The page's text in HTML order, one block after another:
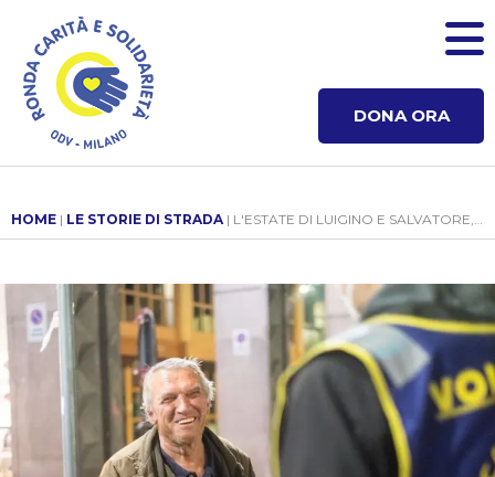
DONA ORA
HOME | LE STORIE DI STRADA| L'ESTATE DI LUIGINO E SALVATORE, RACCONTATA DA UNA VOLONTARIA